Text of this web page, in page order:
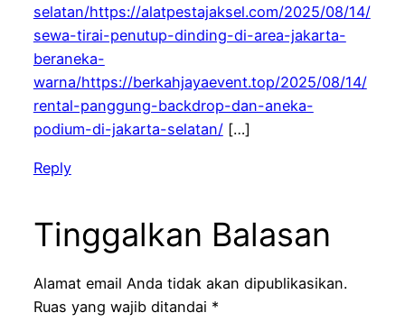
selatan/https://alatpestajaksel.com/2025/08/14/
sewa-tirai-penutup-dinding-di-area-jakarta-
beraneka-
warna/https://berkahjayaevent.top/2025/08/14/
rental-panggung-backdrop-dan-aneka-
podium-di-jakarta-selatan/[…]
Reply
Tinggalkan Balasan
Alamat email Anda tidak akan dipublikasikan.
Ruas yang wajib ditandai *